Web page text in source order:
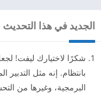
الجديد في هذا التحديث
شكرًا لاختيارك ليفت!
بانتظام. إنه مثل التدبير
البرمجية، وغيرها من